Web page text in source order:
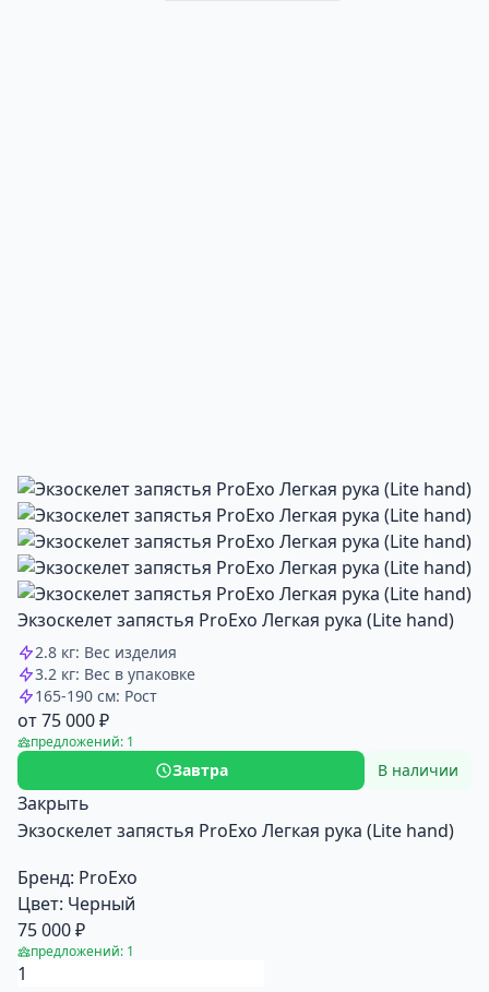
Экзоскелет запястья ProExo Легкая рука (Lite hand)
2.8 кг: Вес изделия
3.2 кг: Вес в упаковке
165-190 см: Рост
от 75 000 ₽
предложений: 1
Завтра В наличии
Закрыть
Экзоскелет запястья ProExo Легкая рука (Lite hand)
Бренд: ProExo
Цвет: Черный
75 000 ₽
предложений: 1